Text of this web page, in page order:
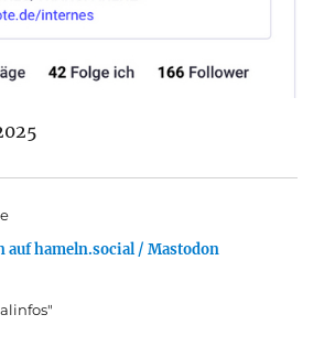
auf hameln.social / Mastodon